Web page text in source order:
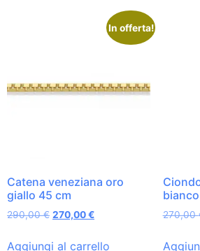
In offerta!
Catena veneziana oro
giallo 45 cm
290,00€ 270,00€
Aggiungi al carrello
bianco
270,00